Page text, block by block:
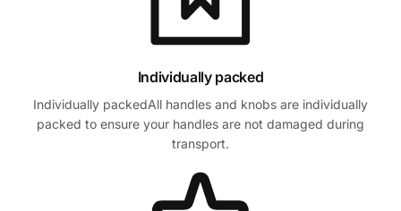
Individually packed
Individually packedAll handles and knobs are individually
packed to ensure your handles are not damaged during
transport.